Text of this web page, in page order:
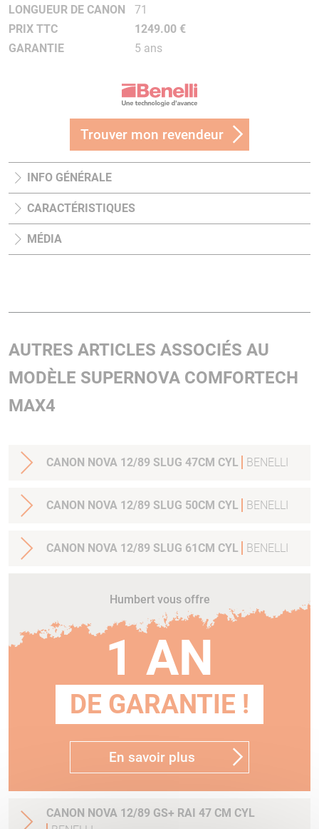
LONGUEUR DE CANON
71
PRIX TTC
1249.00 €
GARANTIE
5 ans
Trouver mon revendeur
INFO GÉNÉRALE
CARACTÉRISTIQUES
MÉDIA
AUTRES ARTICLES ASSOCIÉS AU
MODÈLE SUPERNOVA COMFORTECH
MAX4
CANON NOVA 12/89 SLUG 47CM CYL BENELLI
CANON NOVA 12/89 SLUG 50CM CYL BENELLI
CANON NOVA 12/89 SLUG 61CM CYL BENELLI
Humbert vous offre
1 AN
DE GARANTIE !
En savoir plus
CANON NOVA 12/89 GS+ RAI 47 CM CYL